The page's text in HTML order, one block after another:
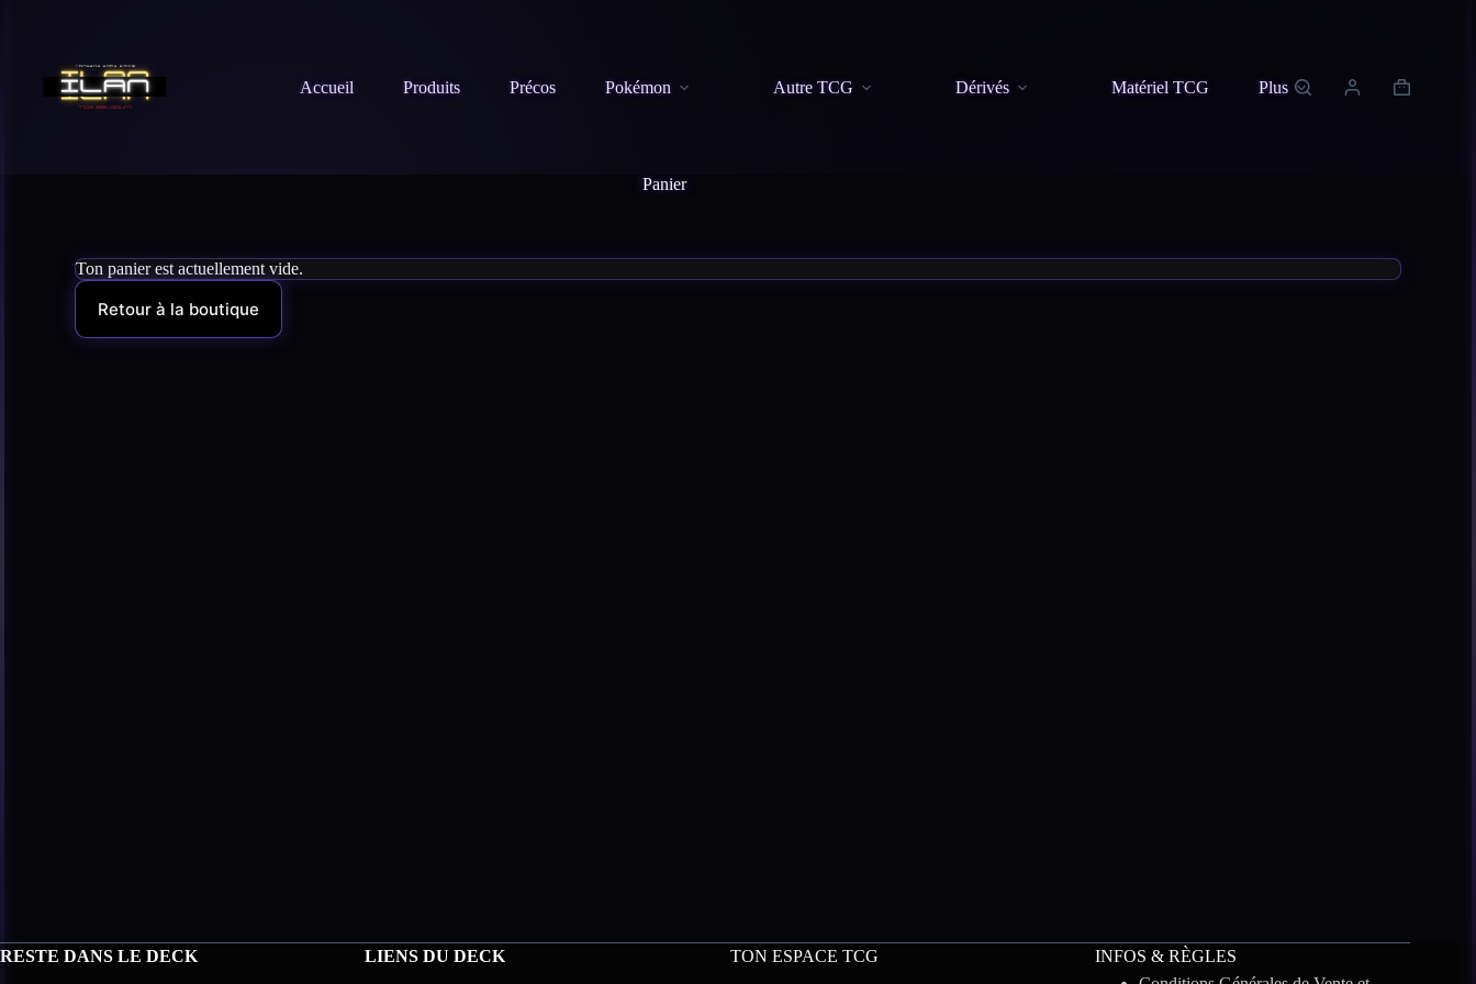
Accueil Produits Précos Pokémon Autre TCG Dérivés Matériel TCG Plus
Panier
Ton panier est actuellement vide.
Retour à la boutique
RESTE DANS LE DECK LIENS DU DECK TON ESPACE TCG
INFOS & RÈGLES